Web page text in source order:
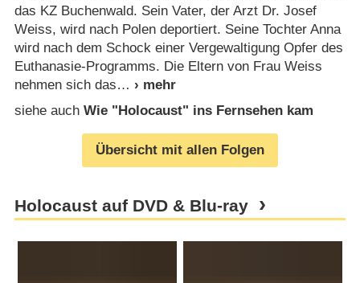
das KZ Buchenwald. Sein Vater, der Arzt Dr. Josef
Weiss, wird nach Polen deportiert. Seine Tochter Anna
wird nach dem Schock einer Vergewaltigung Opfer des
Euthanasie-Programms. Die Eltern von Frau Weiss
nehmen sich das
siehe auch Wie "Holocaust" ins Fernsehen kam
Übersicht mit allen Folgen
Holocaust auf DVD & Blu-ray